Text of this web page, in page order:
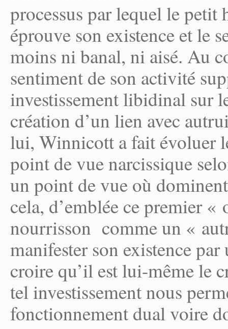
processus par lequel le petit
éprouve son existence et le
moins ni banal, ni aisé. Au
sentiment de son activité
investissement libidinal sur
création d’un lien avec
lui, Winnicott a fait évoluer
point de vue narcissique
un point de vue où
cela, d’emblée ce premier
nourrisson comme un «
manifester son existence
croire qu’il est lui-même le
tel investissement nous
fonctionnement dual voire